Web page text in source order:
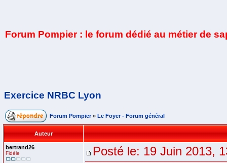
Forum Pompier : le forum dédié au métier de
Exercice NRBC Lyon
Forum Pompier » Le Foyer - Forum général
Auteur
bertrand26
Fidèle Posté le: 19 Juin 2013,